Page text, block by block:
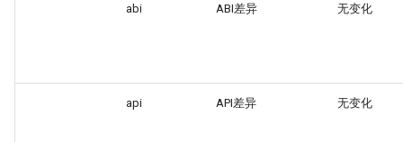
abi ABI差异 无变化
api API差异 无变化